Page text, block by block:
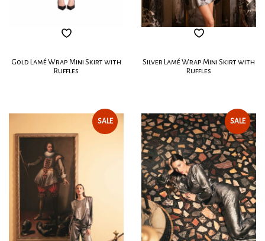
Gold Lamé Wrap Mini Skirt with
Ruffles
Silver Lamé Wrap Mini Skirt with
Ruffles
SALE SALE